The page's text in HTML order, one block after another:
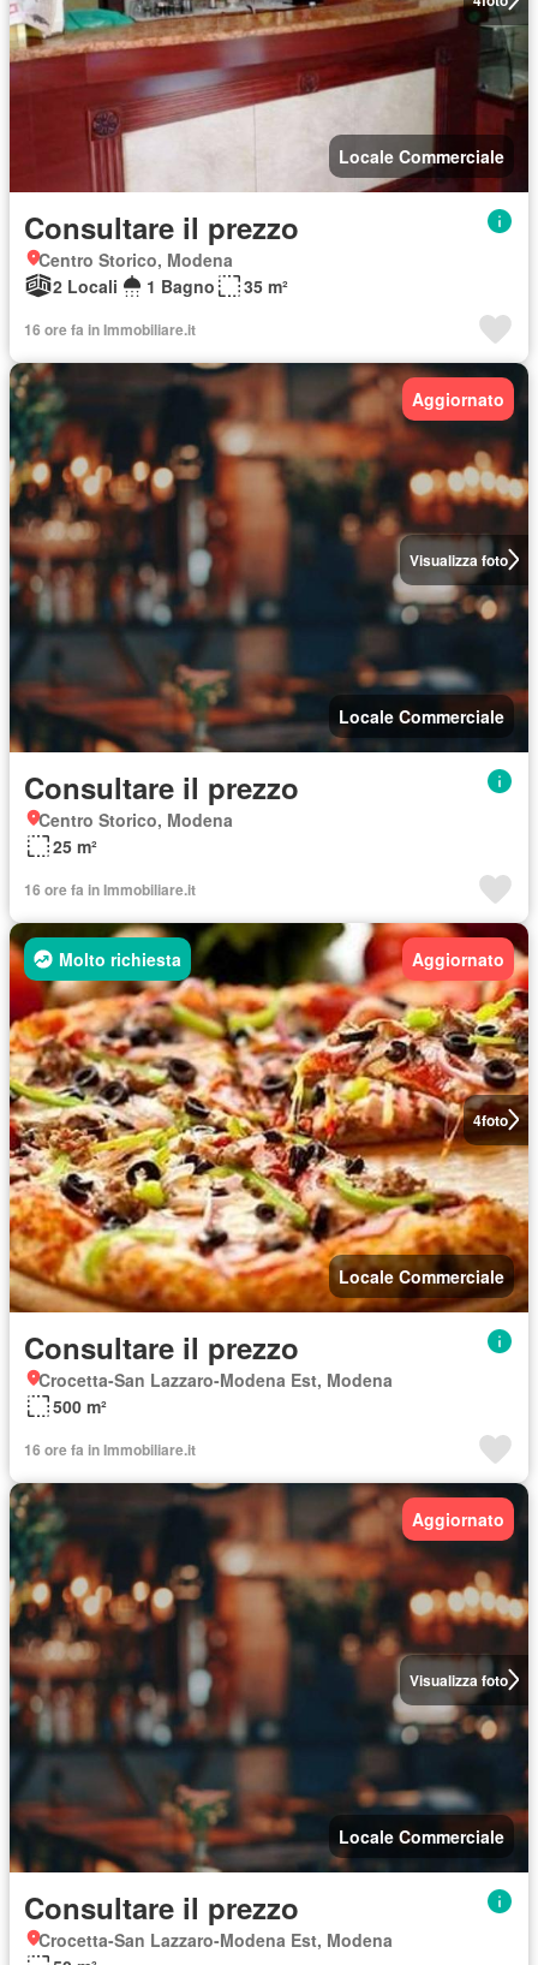
Locale Commerciale
Consultare il prezzo
Centro Storico, Modena
2 Locali
1 Bagno 35 m²
16 ore fa in Immobiliare.it
Visualizza foto
Aggiornato
Locale Commerciale
Consultare il prezzo
Centro Storico, Modena
25 m²
16 ore fa in Immobiliare.it
4foto
Molto richiesta Aggiornato
Locale Commerciale
Consultare il prezzo
Crocetta-San Lazzaro-Modena Est, Modena
500 m²
16 ore fa in Immobiliare.it
Visualizza foto
Aggiornato
Locale Commerciale
Consultare il prezzo
Crocetta-San Lazzaro-Modena Est, Modena